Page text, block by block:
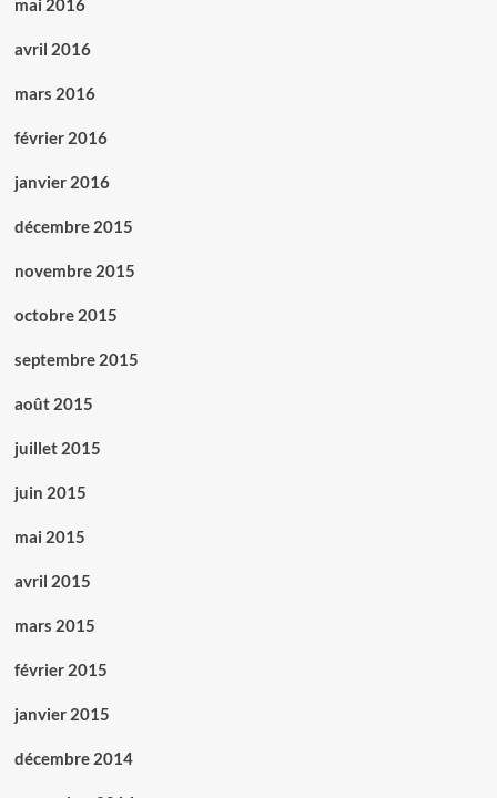
mai 2016
avril 2016
mars 2016
février 2016
janvier 2016
décembre 2015
novembre 2015
octobre 2015
septembre 2015
août 2015
juillet 2015
juin 2015
mai 2015
avril 2015
mars 2015
février 2015
janvier 2015
décembre 2014